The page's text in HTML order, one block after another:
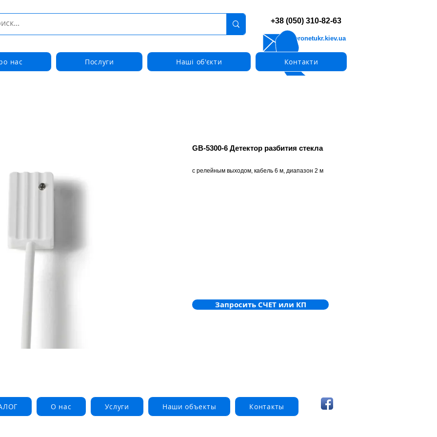
info@pronetukr.kiev.ua
+38 (050) 310-82-63
нас Послуги Наші об'єкти Контакти
GB-5300-6 Детектор разбития стекла
с релейным выходом, кабель 6 м, диапазон 2 м
Запросить СЧЕТ или КП
О нас Услуги Наши объекты Контакты